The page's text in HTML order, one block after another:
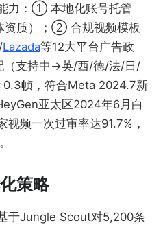
力：① 本地化账号托管
资质）；② 合规视频模板
Lazada等12大平台广告政
支持中→英/西/德/法/日/
0.3帧，符合Meta 2024.7新
亚太区2024年6月白
视频一次过审率达91.7%，
策略
于Jungle Scout对5,200条